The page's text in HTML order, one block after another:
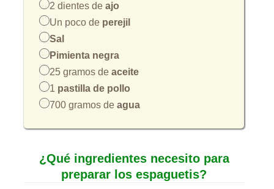
2 dientes de ajo
Un poco de perejil
Sal
Pimienta negra
25 gramos de aceite
1 pastilla de pollo
700 gramos de agua
¿Qué ingredientes necesito para
preparar los espaguetis?